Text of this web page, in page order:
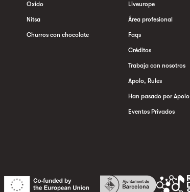
Oxido
Nitsa
Churros con chocolate
Liveurope
Área profesional
Faqs
Créditos
Trabaja con nosotros
Apolo, Rules
Han pasado por Apolo
Eventos Privados